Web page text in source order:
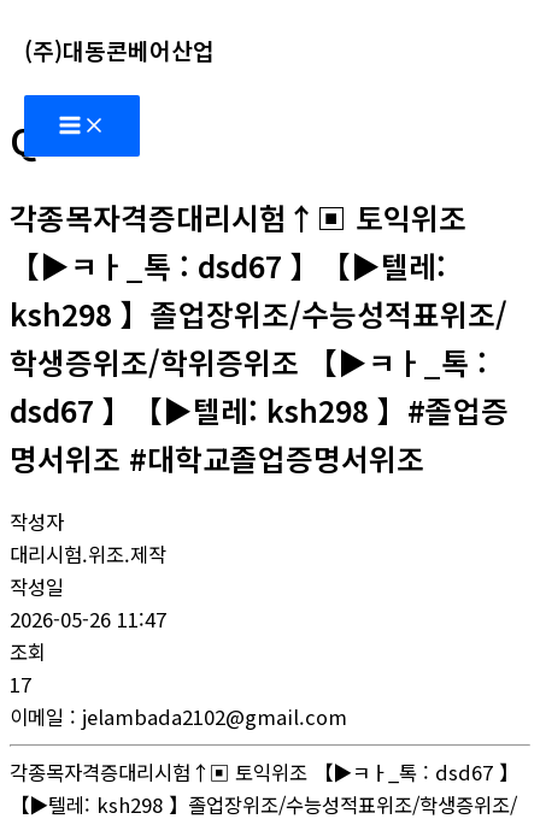
텐
츠
로
건
뛰
(주)대동콘베어산업
Main
Menu
Q&A
각종목자격증대리시험↑▣ 토익위조
【▶ㅋㅏ_톡 : dsd67 】【▶텔레:
ksh298 】졸업장위조/수능성적표위조/
학생증위조/학위증위조 【▶ㅋㅏ_톡 :
dsd67 】【▶텔레: ksh298 】#졸업증
명서위조 #대학교졸업증명서위조
작성자
대리시험.위조.제작
작성일
2026-05-26 11:47
조회
17
이메일 : jelambada2102@gmail.com
각종목자격증대리시험↑▣ 토익위조 【▶ㅋㅏ_톡 : dsd67 】
【▶텔레: ksh298 】졸업장위조/수능성적표위조/학생증위조/